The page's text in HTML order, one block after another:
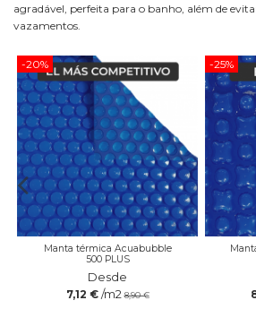
agradável, perfeita para o banho, além de
vazamentos.
-20%
Manta térmica Acuabubble
500 PLUS
Desde
7,12 € /m2 8,90 €
-25%